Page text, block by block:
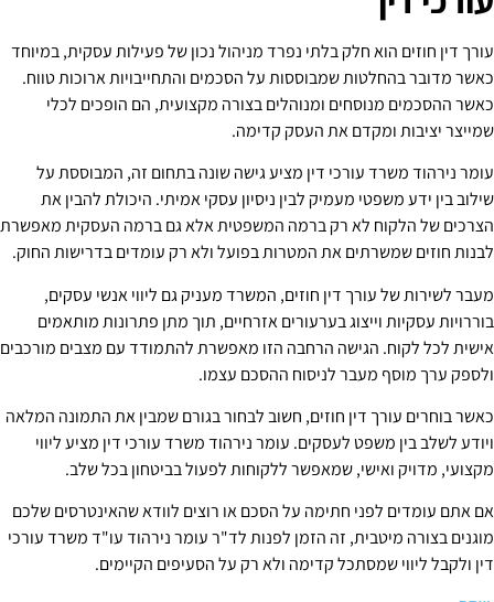
עורך דין חוזים הוא חלק בלתי נפרד מניהול נכון של פעילות עסקית, במיוחד
כאשר מדובר בהחלטות שמבוססות על הסכמים והתחייבויות ארוכות טווח.
כאשר ההסכמים מנוסחים ומנוהלים בצורה מקצועית, הם הופכים לכלי
שמייצר יציבות ומקדם את העסק קדימה.
עומר נירהוד משרד עורכי דין מציע גישה שונה בתחום זה, המבוססת על
שילוב בין ידע משפטי מעמיק לבין ניסיון עסקי אמיתי. היכולת להבין את
הצרכים של הלקוח לא רק ברמה המשפטית אלא גם ברמה העסקית מאפשרת
לבנות חוזים שמשרתים את המטרות בפועל ולא רק עומדים בדרישות החוק.
מעבר לשירות של עורך דין חוזים, המשרד מעניק גם ליווי אנשי עסקים,
בוררויות עסקיות וייצוג בערעורים אזרחיים, תוך מתן פתרונות מותאמים
אישית לכל לקוח. הגישה הרחבה הזו מאפשרת להתמודד עם מצבים מורכבים
ולספק ערך מוסף מעבר לניסוח ההסכם עצמו.
כאשר בוחרים עורך דין חוזים, חשוב לבחור בגורם שמבין את התמונה המלאה
ויודע לשלב בין משפט לעסקים. עומר נירהוד משרד עורכי דין מציע ליווי
מקצועי, מדויק ואישי, שמאפשר ללקוחות לפעול בביטחון בכל שלב.
אם אתם עומדים לפני חתימה על הסכם או רוצים לוודא שהאינטרסים שלכם
מוגנים בצורה מיטבית, זה הזמן לפנות לד"ר עומר נירהוד עו"ד משרד עורכי
דין ולקבל ליווי שמסתכל קדימה ולא רק על הסעיפים הקיימים.